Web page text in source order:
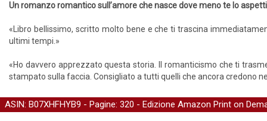
Un romanzo romantico sull’amore che nasce dove meno te lo
«Libro bellissimo, scritto molto bene e che ti trascina
ultimi tempi.»
«Ho davvero apprezzato questa storia. Il romanticismo che ti
stampato sulla faccia. Consigliato a tutti quelli che ancora credono
ASIN: B07XHFHYB9 - Pagine: 320 - Edizione Amazon Print on